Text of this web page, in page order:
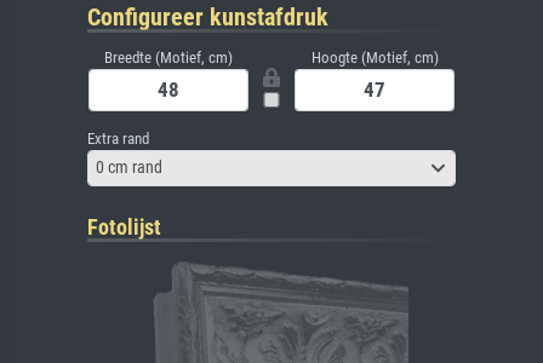
Configureer kunstafdruk
Breedte (Motief, cm) Hoogte (Motief, cm)
Extra rand
0 cm rand
Fotolijst